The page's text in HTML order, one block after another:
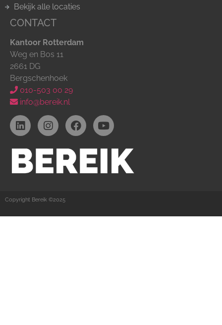
Bekijk alle locaties
CONTACT
Kantoor Rotterdam
Weg en Bos 11
2661 DG
Bergschenhoek
010-503 00 29
info@bereik.nl
Copyright Bereik ©2025